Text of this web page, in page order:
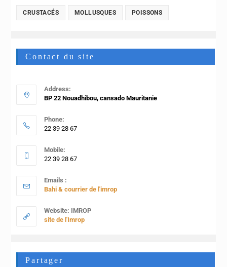
CRUSTACÉS MOLLUSQUES POISSONS
Contact du site
Address:
BP 22 Nouadhibou, cansado Mauritanie
Phone:
22 39 28 67
Mobile:
22 39 28 67
Emails :
Bahi & courrier de l'imrop
Website: IMROP
site de l'Imrop
Partager